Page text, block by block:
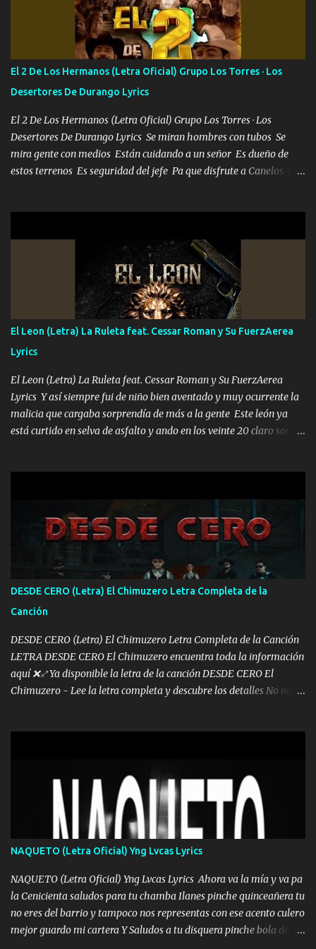
Francia ropa de 100.000 bolas Louis vuitton es mi fragancia
repleta de presidentes la bolsa estoy en mi pic si no se han dado
cuenta chequeen gráficas del kitch
El 2 De Los Hermanos (Letra Oficial) Grupo Los Torres · Los
Desertores De Durango Lyrics
El 2 De Los Hermanos (Letra Oficial) Grupo Los Torres · Los
Desertores De Durango Lyrics Se miran hombres con tubos Se
mira gente con medios Están cuidando a un señor Es dueño de
estos terrenos Es seguridad del jefe Pa que disfrute a Canelos Es
ni tampoco las mujeres porque es platica de grandes por eso hay
que estar alegres doy las instrucciones para atender los deberes
Música Si es que salta algún problema de confianza tengo gente
ahí está el Hombre Cuarenta y también Pariente 7 arreglan
cualquier problema no más es cuestión que ordené NOS HACE
FALTA UN HERMANO DE CLAVE ERA EL 24 SIEMPRE FUE UN
HOMBRE VALIENTE POR ALGO M'URIÓ PELEAND0 SIEMPRE
VIO POR LA FAMILIA PARA QUE SIGA EL LEGADO Es el DOS de
los HERMANOS un cerebro inteligente y com...
El Leon (Letra) La Ruleta feat. Cessar Roman y Su FuerzAerea
Lyrics
El Leon (Letra) La Ruleta feat. Cessar Roman y Su FuerzAerea
Lyrics Y así siempre fui de niño bien aventado y muy ocurrente la
malicia que cargaba sorprendía de más a la gente Este león ya
está curtido en selva de asfalto y ando en los veinte 20 claro son
pa más pues hay charola les voy a dar hasta topar pues no hay de
otra Música Surcando bien mi camino voy por mi línea no veo a
los lados aquel que no corre vuela no se me duerm voy chicoteado
Ya pasé varias hazañas ya tienen rato que me agarran el colmillo
de este León los estatales no sé esperaron Al tiro esta la PrimiZa
también la nueve que cargo al lado doy la mano al que su amigo y
al traicionero damos pa abajo Y No me paran aquí hay pa más
pues hay charola les voy a dar hasta topar pues no hay de otra...
DESDE CERO (Letra) El Chimuzero Letra Completa de la
Canción
DESDE CERO (Letra) El Chimuzero Letra Completa de la Canción
LETRA DESDE CERO El Chimuzero encuentra toda la información
aquí ❌♐ Ya disponible la letra de la canción DESDE CERO El
Chimuzero - Lee la letra completa y descubre los detalles No nací
❌ www.elnorteduro.com ❌ Yo No limito los Sueños , si no existe
Uno pues Hallamos Modos , Si me caigo me Levanto, Aprendo Del
Error Y me sacudo El Lodo ❌ www.elnorteduro.com ❌ El Dinero
No me falta Pero Tampoco me Estorba , Por Eso Manejo Todo
Bien Regido Por mis Normas . Aquí no Se Sufre de Ego vengo Desde
Abajo y me costó subir Fue Con Trabajo Y Esfuerzo, Nada es
Regalado Me Super Invertir A Mí lado Una Princesa que A pesar de
Todo Siempre a estado ahí . Hecho pa...
NAQUETO (Letra Oficial) Yng Lvcas Lyrics
NAQUETO (Letra Oficial) Yng Lvcas Lyrics Ahora va la mía y va pa
la Cenicienta saludos para tu chamba Ilanes pinche quinceañera tu
no eres del barrio y tampoco nos representas con ese acento culero
mejor guardo mi cartera Y Saludos a tu disquera pinche bola de